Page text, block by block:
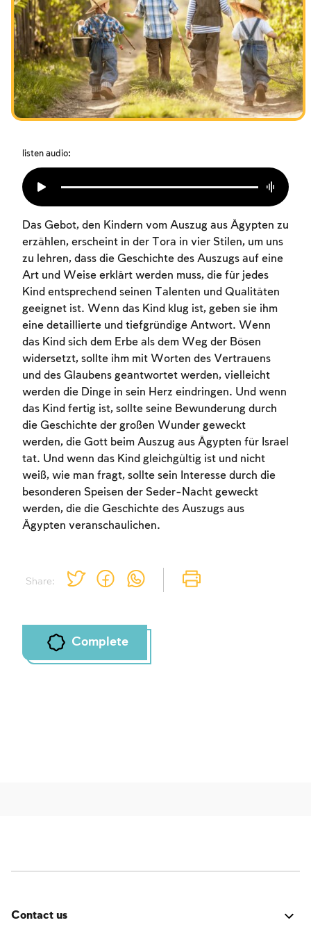
Das Fasten der Zerstörung
Amtseinführung
Purim
listen audio:
Share:
Das Gebot, den Kindern vom Auszug aus Ägypten zu
erzählen, erscheint in der Tora in vier Stilen, um uns
zu lehren, dass die Geschichte des Auszugs auf eine
Art und Weise erklärt werden muss, die für jedes
Kind entsprechend seinen Talenten und Qualitäten
geeignet ist. Wenn das Kind klug ist, geben sie ihm
eine detaillierte und tiefgründige Antwort. Wenn
das Kind sich dem Erbe als dem Weg der Bösen
widersetzt, sollte ihm mit Worten des Vertrauens
und des Glaubens geantwortet werden, vielleicht
werden die Dinge in sein Herz eindringen. Und wenn
das Kind fertig ist, sollte seine Bewunderung durch
die Geschichte der großen Wunder geweckt
werden, die Gott beim Auszug aus Ägypten für Israel
tat. Und wenn das Kind gleichgültig ist und nicht
weiß, wie man fragt, sollte sein Interesse durch die
besonderen Speisen der Seder-Nacht geweckt
werden, die die Geschichte des Auszugs aus
Ägypten veranschaulichen.
Complete
Account required
To mark concepts as learned, you'll need
to create an account or log in.
Sign up Login
Contact us